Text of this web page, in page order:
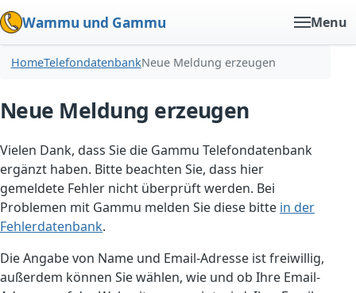
Wammu und Gammu Menu
HomeTelefondatenbankNeue Meldung erzeugen
Neue Meldung erzeugen
Vielen Dank, dass Sie die Gammu Telefondatenbank
ergänzt haben. Bitte beachten Sie, dass hier
gemeldete Fehler nicht überprüft werden. Bei
Problemen mit Gammu melden Sie diese bitte in der
Fehlerdatenbank.
Die Angabe von Name und Email-Adresse ist freiwillig,
außerdem können Sie wählen, wie und ob Ihre Email-